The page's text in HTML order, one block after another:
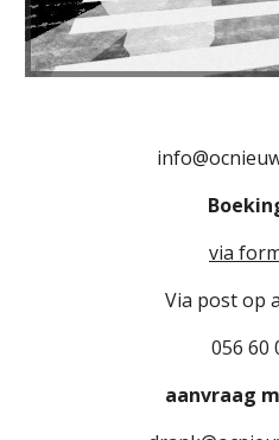
via
Via post op
056 60
aanvraag